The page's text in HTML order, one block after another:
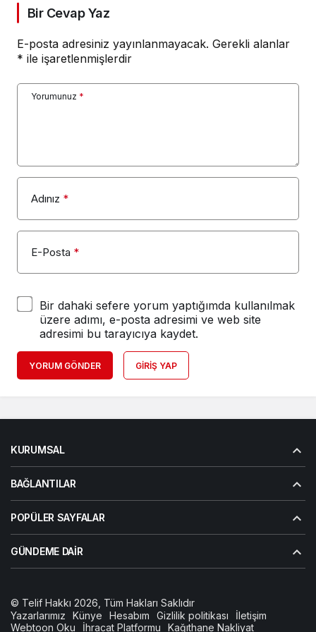
Bir Cevap Yaz
E-posta adresiniz yayınlanmayacak. Gerekli alanlar
* ile işaretlenmişlerdir
Yorumunuz *
Adınız *
E-Posta *
Bir dahaki sefere yorum yaptığımda kullanılmak
üzere adımı, e-posta adresimi ve web site
adresimi bu tarayıcıya kaydet.
YORUM GÖNDER GIRIŞ YAP
KURUMSAL
BAĞLANTILAR
POPÜLER SAYFALAR
GÜNDEME DAIR
© Telif Hakkı 2026, Tüm Hakları Saklıdır
Yazarlarımız
Künye Hesabım Gizlilik politikası
İletişim
Webtoon Oku
İhracat Platformu Kağıthane Nakliyat